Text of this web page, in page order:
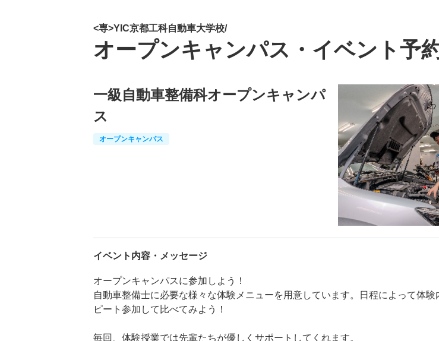
<専>YIC京都工科自動車大学校/
オープンキャンパス・イベント予
一級自動車整備科オープンキャンパ
ス
オープンキャンパス
イベント内容・メッセージ
オープンキャンパスに参加しよう！
自動車整備士に必要な様々な体験メニューを用意しています。日程によって体験
ピート参加して比べてみよう！
毎回、体験授業では先輩たちが優しくサポートしてくれます。